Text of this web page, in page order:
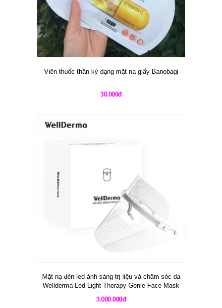
Viên thuốc thần kỳ dạng mặt nạ giấy Banobagi
30.000đ
Mặt nạ đèn led ánh sáng trị liệu và chăm sóc da
Wellderma Led Light Therapy Genie Face Mask
3.000.000đ